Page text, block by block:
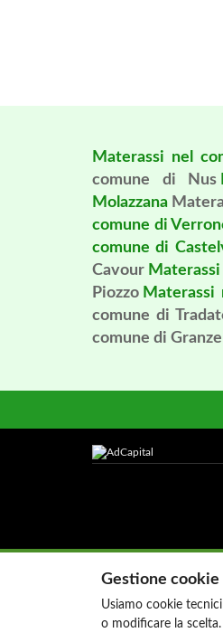
Materassi nel
comune di Nus
Molazzana
comune di
comune di
Cavour
Piozzo Materassi
comune di
comune di Granze
Gestione cookie
Usiamo cookie
o modificare la scelta.